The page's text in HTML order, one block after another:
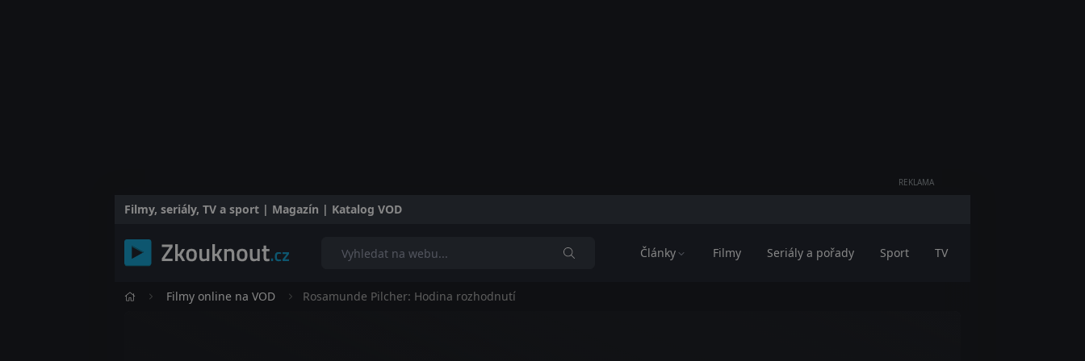
REKLAMA
Filmy, seriály, TV a sport | Magazín | Katalog VOD
Články Filmy Seriály a pořady Sport TV
Filmy online na VOD Rosamunde Pilcher: Hodina rozhodnutí